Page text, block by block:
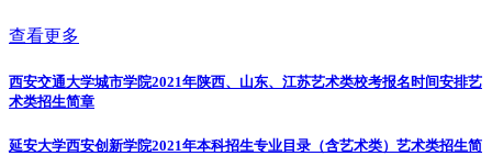
查看更多
西安交通大学城市学院2021年陕西、山东、江苏艺术类校考报名时间安排艺
术类招生简章
延安大学西安创新学院2021年本科招生专业目录（含艺术类） 艺术类招生简